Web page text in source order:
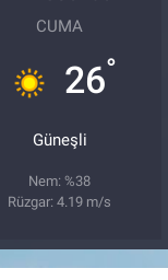
CUMA
26°
Güneşli
Nem: %38
Rüzgar: 4.19 m/s